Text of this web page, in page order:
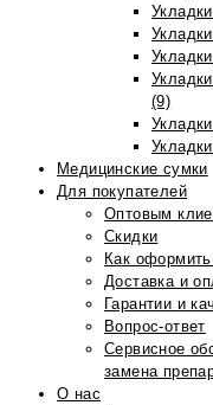
(9)
Медицинские сумки
Для покупателей
Оптовым
Скидки
Как оформить
Доставка и
Гарантии и
Вопрос-ответ
Сервисное
замена
О нас